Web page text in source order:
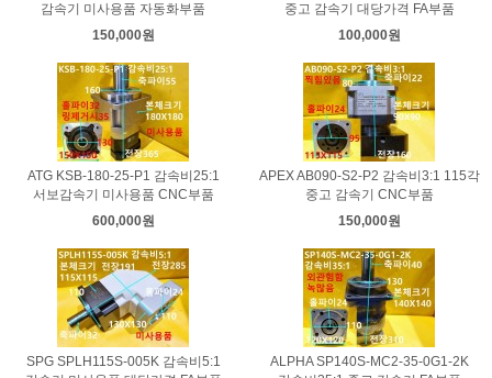
감속기 미사용품 자동화부품
150,000원
중고 감속기 대당가격 FA부품
100,000원
ATG KSB-180-25-P1 감속비25:1
서보감속기 미사용품 CNC부품
600,000원
APEX AB090-S2-P2 감속비3:1 115각
중고 감속기 CNC부품
150,000원
SPG SPLH115S-005K 감속비5:1
ALPHA SP140S-MC2-35-0G1-2K